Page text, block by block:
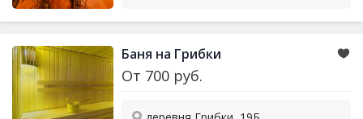
Баня на Грибки
От 700 руб.